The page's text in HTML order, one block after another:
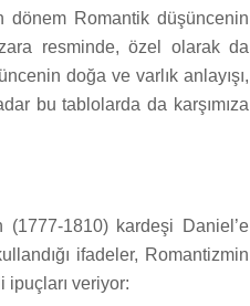
dönem Romantik düşüncenin
resminde, özel olarak da
doğa ve varlık anlayışı,
bu tablolarda da karşımıza
(1777-1810) kardeşi Daniel’e
ifadeler, Romantizmin
ipuçları veriyor: